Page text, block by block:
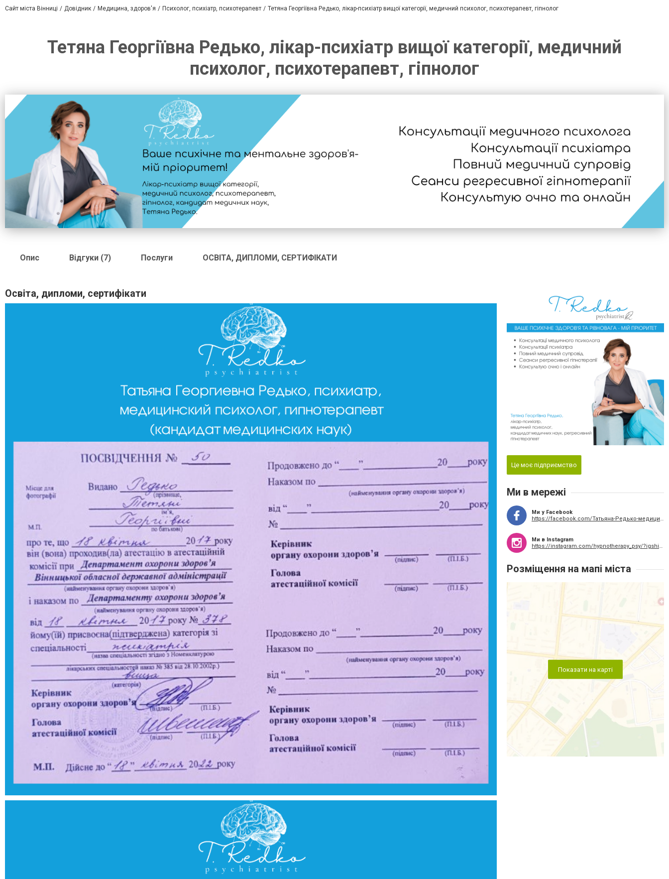
Сайт міста Вінниці Довідник Медицина, здоров'я Психолог, психіатр, психотерапевт Тетяна Георгіївна Редько, лікар-психіатр вищої категорії, медичний психолог, психотерапевт, гіпнолог
Тетяна Георгіївна Редько, лікар-психіатр вищої категорії, медичний
психолог, психотерапевт, гіпнолог
Опис Відгуки (7) Послуги ОСВІТА, ДИПЛОМИ, СЕРТИФІКАТИ
Освіта, дипломи, сертифікати
Це моє підприємство
Ми в мережі
Ми у Facebook
https://facebook.com/Татьяна-Редько-медицинский-психолог-врач-психиатр-гипнотерапевт-100568238690159
Ми в Instagram
https://instagram.com/hypnotherapy_psy/?igshid=1mkt716gujesd
Розміщення на мапі міста
Показати на карті